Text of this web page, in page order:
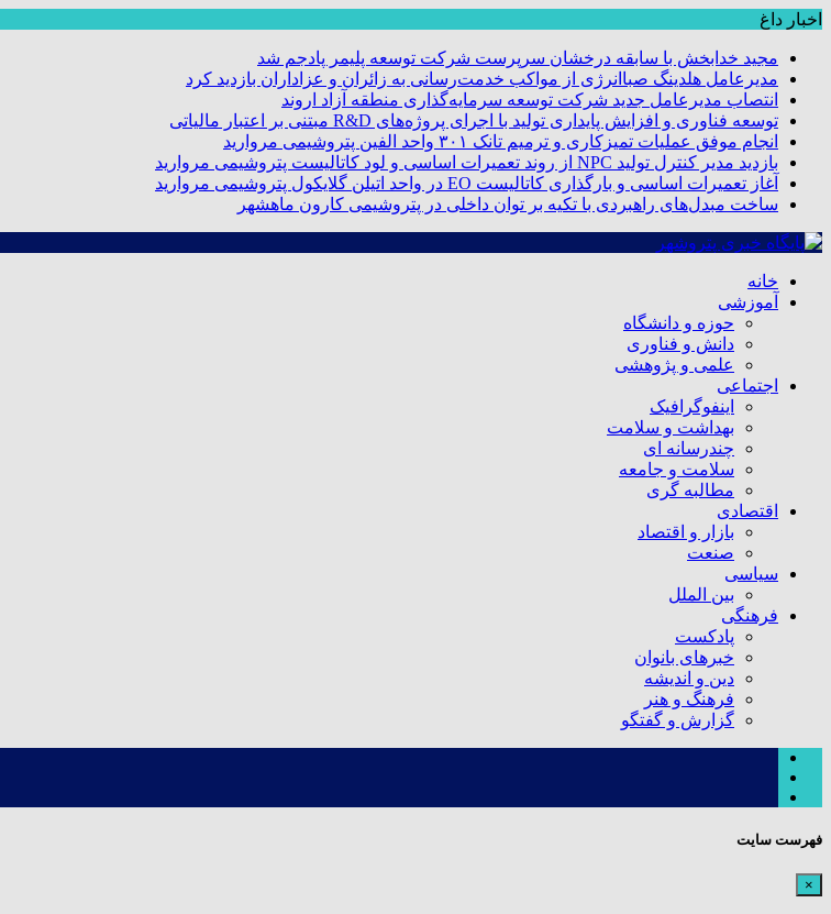
اخبار داغ
مجید خدابخش با سابقه درخشان سرپرست شرکت توسعه پلیمر پادجم شد
مدیرعامل هلدینگ صباانرژی از مواکب خدمت‌رسانی به زائران و عزاداران بازدید کرد
انتصاب مدیرعامل جدید شرکت توسعه سرمایه‌گذاری منطقه آزاد اروند
توسعه فناوری و افزایش پایداری تولید با اجرای پروژه‌های R&D مبتنی بر اعتبار مالیاتی
انجام موفق عملیات تمیزکاری و ترمیم تانک ۳۰۱ واحد الفین پتروشیمی مروارید
بازدید مدیر کنترل تولید NPC از روند تعمیرات اساسی و لود کاتالیست پتروشیمی مروارید
آغاز تعمیرات اساسی و بارگذاری کاتالیست EO در واحد اتیلن گلایکول پتروشیمی مروارید
ساخت مبدل‌های راهبردی با تکیه بر توان داخلی در پتروشیمی کارون ماهشهر
خانه
آموزشی
حوزه و دانشگاه
دانش و فناوری
علمی و پژوهشی
اجتماعی
اینفوگرافیک
بهداشت و سلامت
چندرسانه ای
سلامت و جامعه
مطالبه گری
اقتصادی
بازار و اقتصاد
صنعت
سیاسی
بین الملل
فرهنگی
پادکست
خبرهای بانوان
دین و اندیشه
فرهنگ و هنر
گزارش و گفتگو
فهرست سایت
×